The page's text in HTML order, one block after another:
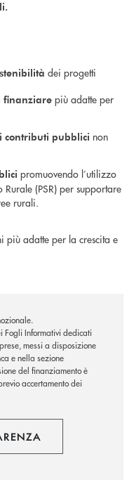
dei progetti
finanziare più adatte per
contributi pubblici non
promuovendo l’utilizzo
(PSR) per supportare
rurali.
più adatte per la crescita e
Fogli Informativi dedicati
messi a disposizione
e nella sezione
del finanziamento è
accertamento dei